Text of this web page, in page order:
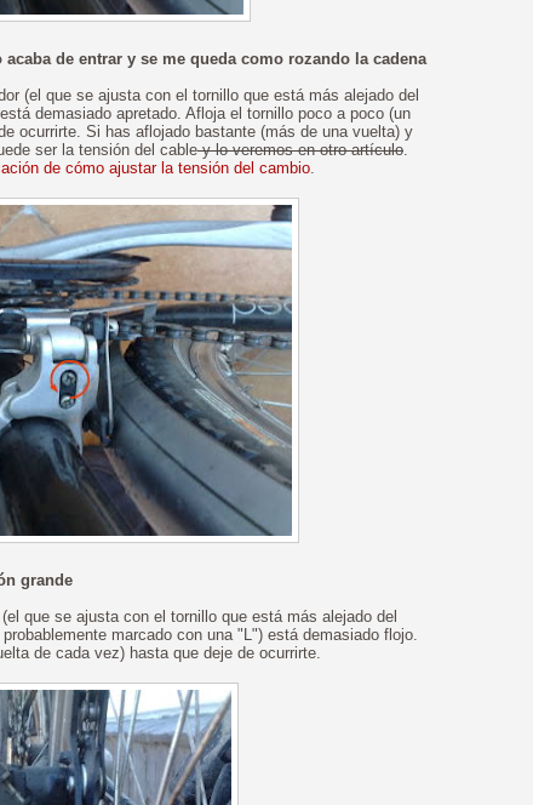
de entrar y se me queda como rozando la cadena
(el que se ajusta con el tornillo que está más alejado del
demasiado apretado. Afloja el tornillo poco a poco (un
ocurrirte. Si has aflojado bastante (más de una vuelta) y
ser la tensión del cabley lo veremos en otro artículo.
de cómo ajustar la tensión del cambio.
grande
que se ajusta con el tornillo que está más alejado del
marcado con una "L") está demasiado flojo.
de cada vez) hasta que deje de ocurrirte.